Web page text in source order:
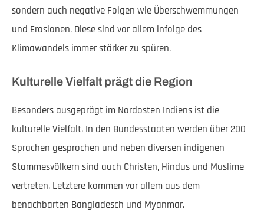
sondern auch negative Folgen wie Überschwemmungen
und Erosionen. Diese sind vor allem infolge des
Klimawandels immer stärker zu spüren.
Kulturelle Vielfalt prägt die Region
Besonders ausgeprägt im Nordosten Indiens ist die
kulturelle Vielfalt. In den Bundesstaaten werden über 200
Sprachen gesprochen und neben diversen indigenen
Stammesvölkern sind auch Christen, Hindus und Muslime
vertreten. Letztere kommen vor allem aus dem
benachbarten Bangladesch und Myanmar.